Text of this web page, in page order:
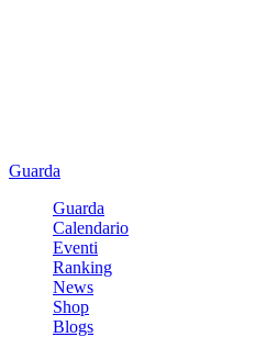
Guarda
Guarda
Calendario
Eventi
Ranking
News
Shop
Blogs